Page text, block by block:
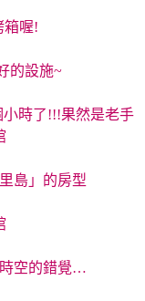
箱喔!
的設施~
時了!!!果然是老手
島」的房型
空的錯覺…